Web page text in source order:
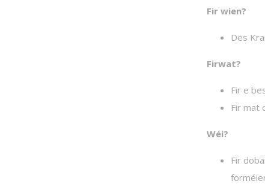
Fir wien?
Dës
Firwat?
Fir e
Fir mat
Wéi?
Fir